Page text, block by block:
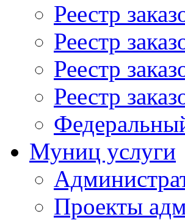
Реестр
Реестр
Реестр
Реестр
Муниц услуги
Проекты